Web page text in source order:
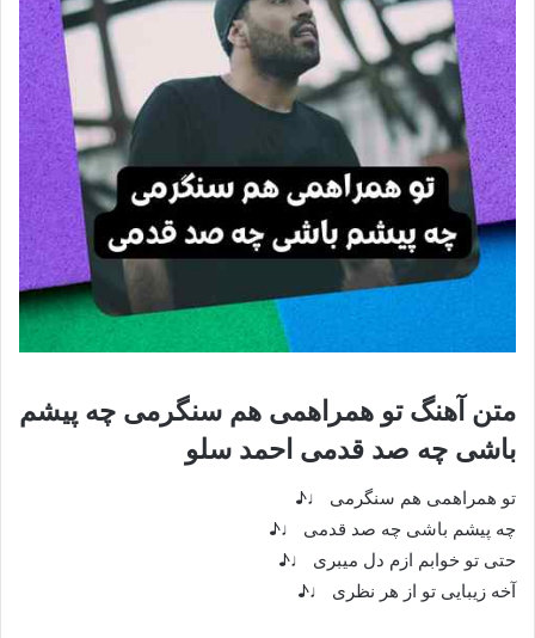
متن آهنگ تو همراهمی هم سنگرمی چه پیشم
باشی چه صد قدمی احمد سلو
تو همراهمی هم سنگرمی ♩♪
چه پیشم باشی چه صد قدمی ♩♪
حتی تو خوابم ازم دل میبری ♩♪
آخه زیبایی تو از هر نظری ♩♪